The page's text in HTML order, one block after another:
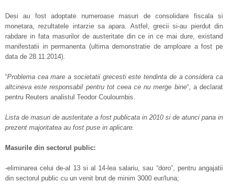
Desi au fost adoptate numeroase masuri de consolidare fiscala si
monetara, rezultatele intarzie sa apara. Astfel, grecii si-au pierdut din
rabdare in fata masurilor de austeritate din ce in ce mai dure, existand
manifestatii in permanenta (ultima demonstratie de amploare a fost pe
data de 28.11.2014).
“Problema cea mare a societatii grecesti este tendinta de a considera ca
altcineva este responsabil pentru tot ceea ce nu merge bine“, a declarat
pentru Reuters analistul Teodor Couloumbis.
Lista de masuri de austeritate a fost publicata in 2010 si de atunci pana in
prezent majoritatea au fost puse in aplicare.
Masurile din sectorul public:
-eliminarea celui de-al 13 si al 14-lea salariu, sau “doro”, pentru angajatii
din sectorul public cu un venit brut de minim 3000 eur/luna;